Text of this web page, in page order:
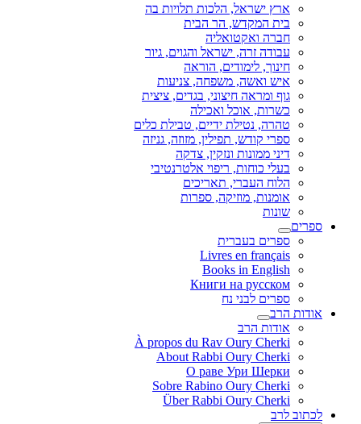
ארץ ישראל, הלכות תלויות בה
בית המקדש, הר הבית
חברה ואקטואליה
עבודה זרה, ישראל והגוים, גיור
חינוך, לימודים, הוראה
איש ואשה, משפחה, צניעות
גוף ומראה חיצוני, בגדים, ציצית
כשרות, אוכל ואכילה
טהרה, נטילת ידיים, טבילת כלים
ספרי קודש, תפילין, מזוזה, גניזה
דיני ממונות ונזקין, צדקה
בעלי כוחות, ריפוי אלטרנטיבי
הלוח העברי, תאריכים
אומנות, מוזיקה, ספרות
שונות
ספרים
ספרים בעברית
Livres en français
Books in English
Книги на русском
ספרים לבני נח
אודות הרב
אודות הרב
À propos du Rav Oury Cherki
About Rabbi Oury Cherki
О раве Ури Шерки
Sobre Rabino Oury Cherki
Über Rabbi Oury Cherki
לכתוב לרב